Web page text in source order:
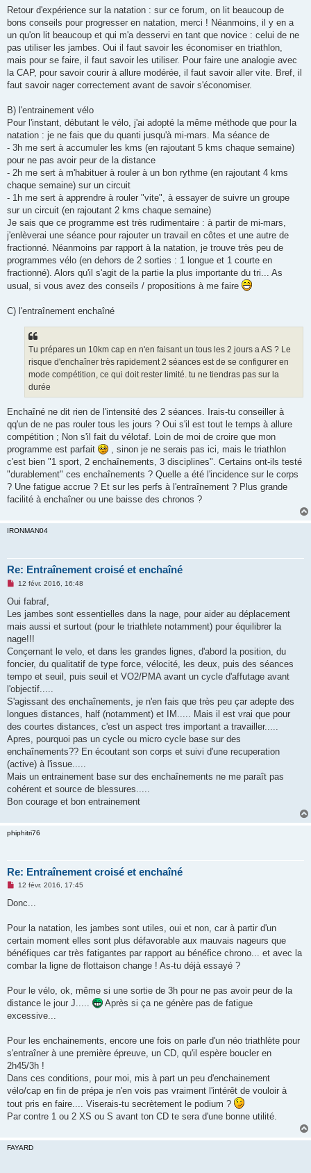
Retour d'expérience sur la natation : sur ce forum, on lit beaucoup de
bons conseils pour progresser en natation, merci ! Néanmoins, il y en a
un qu'on lit beaucoup et qui m'a desservi en tant que novice : celui de ne
pas utiliser les jambes. Oui il faut savoir les économiser en triathlon,
mais pour se faire, il faut savoir les utiliser. Pour faire une analogie avec
la CAP, pour savoir courir à allure modérée, il faut savoir aller vite. Bref, il
faut savoir nager correctement avant de savoir s'économiser.
B) l'entrainement vélo
Pour l'instant, débutant le vélo, j'ai adopté la même méthode que pour la
natation : je ne fais que du quanti jusqu'à mi-mars. Ma séance de
- 3h me sert à accumuler les kms (en rajoutant 5 kms chaque semaine)
pour ne pas avoir peur de la distance
- 2h me sert à m'habituer à rouler à un bon rythme (en rajoutant 4 kms
chaque semaine) sur un circuit
- 1h me sert à apprendre à rouler "vite", à essayer de suivre un groupe
sur un circuit (en rajoutant 2 kms chaque semaine)
Je sais que ce programme est très rudimentaire : à partir de mi-mars,
j'enlèverai une séance pour rajouter un travail en côtes et une autre de
fractionné. Néanmoins par rapport à la natation, je trouve très peu de
programmes vélo (en dehors de 2 sorties : 1 longue et 1 courte en
fractionné). Alors qu'il s'agit de la partie la plus importante du tri... As
usual, si vous avez des conseils / propositions à me faire
C) l'entraînement enchaîné
Tu prépares un 10km cap en n'en faisant un tous les 2 jours a AS ? Le
risque d'enchaîner très rapidement 2 séances est de se configurer en
mode compétition, ce qui doit rester limité. tu ne tiendras pas sur la
durée
Enchaîné ne dit rien de l'intensité des 2 séances. Irais-tu conseiller à
qq'un de ne pas rouler tous les jours ? Oui s'il est tout le temps à allure
compétition ; Non s'il fait du vélotaf. Loin de moi de croire que mon
programme est parfait
, sinon je ne serais pas ici, mais le triathlon
c'est bien "1 sport, 2 enchaînements, 3 disciplines". Certains ont-ils testé
"durablement" ces enchaînements ? Quelle a été l'incidence sur le corps
? Une fatigue accrue ? Et sur les perfs à l'entraînement ? Plus grande
facilité à enchaîner ou une baisse des chronos ?
IRONMAN04
Re: Entraînement croisé et enchaîné
M
s
a
g
n
o
l
u
12 févr. 2016, 16:48
Oui fabraf,
Les jambes sont essentielles dans la nage, pour aider au déplacement
mais aussi et surtout (pour le triathlete notamment) pour équilibrer la
nage!!!
Conçernant le velo, et dans les grandes lignes, d'abord la position, du
foncier, du qualitatif de type force, vélocité, les deux, puis des séances
tempo et seuil, puis seuil et VO2/PMA avant un cycle d'affutage avant
l'objectif.....
S'agissant des enchaînements, je n'en fais que très peu çar adepte des
longues distances, half (notamment) et IM..... Mais il est vrai que pour
des courtes distances, c'est un aspect tres important a travailler.....
Apres, pourquoi pas un cycle ou micro cycle base sur des
enchaînements?? En écoutant son corps et suivi d'une recuperation
(active) à l'issue.....
Mais un entrainement base sur des enchaînements ne me paraît pas
cohérent et source de blessures.....
Bon courage et bon entrainement
phiphitri76
Re: Entraînement croisé et enchaîné
M
s
g
n
o
l
12 févr. 2016, 17:45
Donc...
Pour la natation, les jambes sont utiles, oui et non, car à partir d'un
certain moment elles sont plus défavorable aux mauvais nageurs que
bénéfiques car très fatigantes par rapport au bénéfice chrono... et avec la
combar la ligne de flottaison change ! As-tu déjà essayé ?
Pour le vélo, ok, même si une sortie de 3h pour ne pas avoir peur de la
distance le jour J.....
Après si ça ne génère pas de fatigue
excessive...
Pour les enchainements, encore une fois on parle d'un néo triathlète pour
s'entraîner à une première épreuve, un CD, qu'il espère boucler en
2h45/3h !
Dans ces conditions, pour moi, mis à part un peu d'enchainement
vélo/cap en fin de prépa je n'en vois pas vraiment l'intérêt de vouloir à
tout pris en faire.... Viserais-tu secrètement le podium ?
Par contre 1 ou 2 XS ou S avant ton CD te sera d'une bonne utilité.
FAYARD